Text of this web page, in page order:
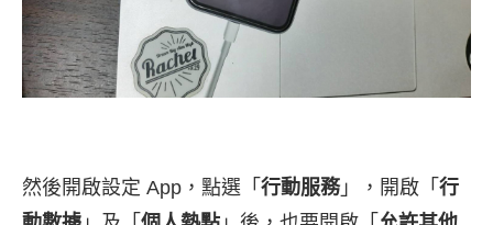
然後開啟設定 App，點選「 行動服務」，開啟「 行